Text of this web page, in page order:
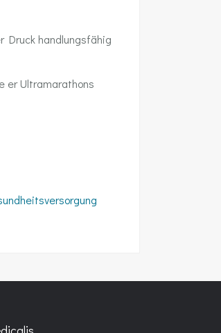
Druck handlungsfähig
er Ultramarathons